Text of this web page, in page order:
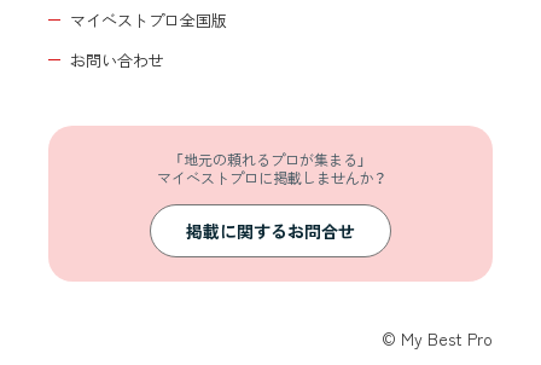
マイベストプロ全国版
お問い合わせ
「地元の頼れるプロが集まる」
マイベストプロに掲載しませんか？
掲載に関するお問合せ
© My Best Pro